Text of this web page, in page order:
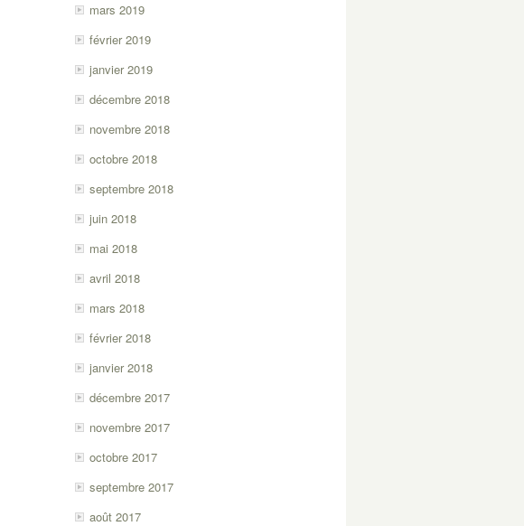
mars 2019
février 2019
janvier 2019
décembre 2018
novembre 2018
octobre 2018
septembre 2018
juin 2018
mai 2018
avril 2018
mars 2018
février 2018
janvier 2018
décembre 2017
novembre 2017
octobre 2017
septembre 2017
août 2017